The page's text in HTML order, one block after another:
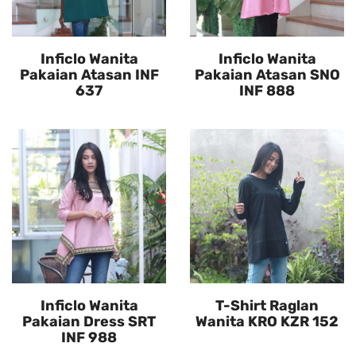
Inficlo Wanita
Pakaian Atasan INF
637
Inficlo Wanita
Pakaian Atasan SNO
INF 888
Inficlo Wanita
Pakaian Dress SRT
INF 988
T-Shirt Raglan
Wanita KRO KZR 152